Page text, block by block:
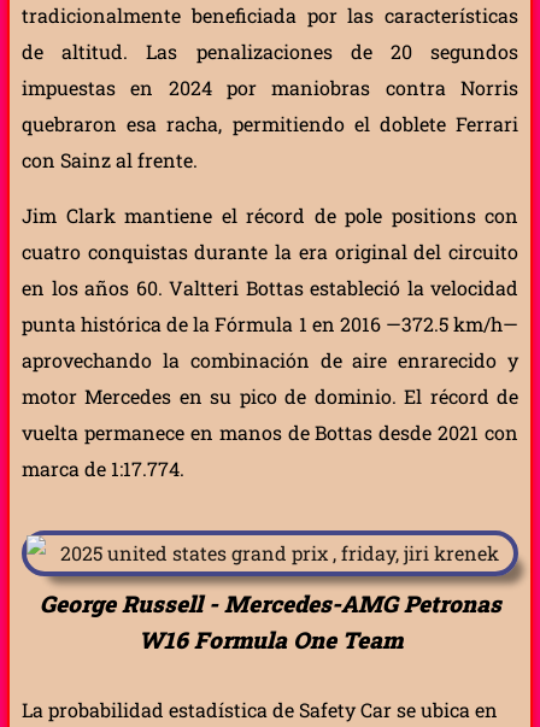
tradicionalmente beneficiada por las características
de altitud. Las penalizaciones de 20 segundos
impuestas en 2024 por maniobras contra Norris
quebraron esa racha, permitiendo el doblete Ferrari
con Sainz al frente.
Jim Clark mantiene el récord de pole positions con
cuatro conquistas durante la era original del circuito
en los años 60. Valtteri Bottas estableció la velocidad
punta histórica de la Fórmula 1 en 2016 —372.5 km/h—
aprovechando la combinación de aire enrarecido y
motor Mercedes en su pico de dominio. El récord de
vuelta permanece en manos de Bottas desde 2021 con
marca de 1:17.774.
George Russell - Mercedes-AMG Petronas
W16 Formula One Team
La probabilidad estadística de Safety Car se ubica en